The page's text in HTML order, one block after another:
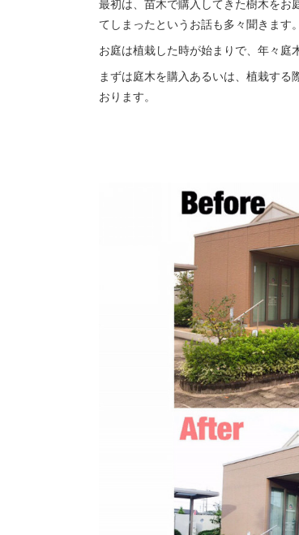
最初は、苗木で購入してきた樹木をお
てしまったというお話も多々聞きます
お庭は植栽した時が始まりで、年々
まずは庭木を購入あるいは、植栽す
おります。